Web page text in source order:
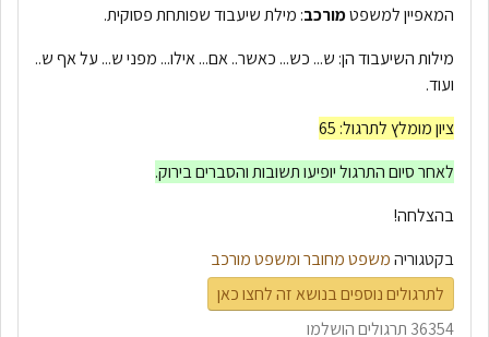
המאפיין למשפטמורכב: מילת שיעבוד שפותחת פסוקית.
מילות השיעבוד הן: ש... כש... כאשר.. אם... אילו... מפני ש... על אף ש..
ועוד.
ציון מומלץ לתרגול: 65
לאחר סיום התרגול יופיעו תשובות והסברים בירוק.
בהצלחה!
בקטגוריהמשפט מחובר ומשפט מורכב
לתרגולים נוספים בנושא זה לחצו כאן
36354 תרגולים הושלמו